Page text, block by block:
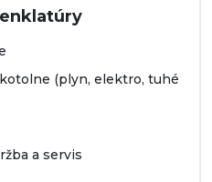
(plyn, elektro, tuhé
a servis